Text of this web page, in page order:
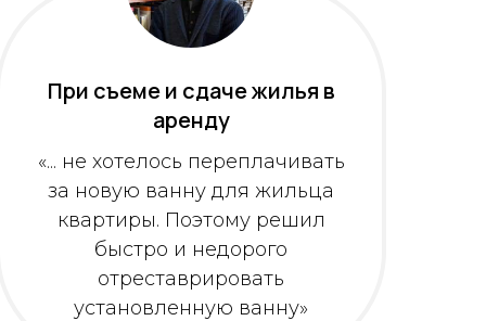
При съеме и сдаче жилья в
аренду
«... не хотелось переплачивать
за новую ванну для жильца
квартиры. Поэтому решил
быстро и недорого
отреставрировать
установленную ванну»